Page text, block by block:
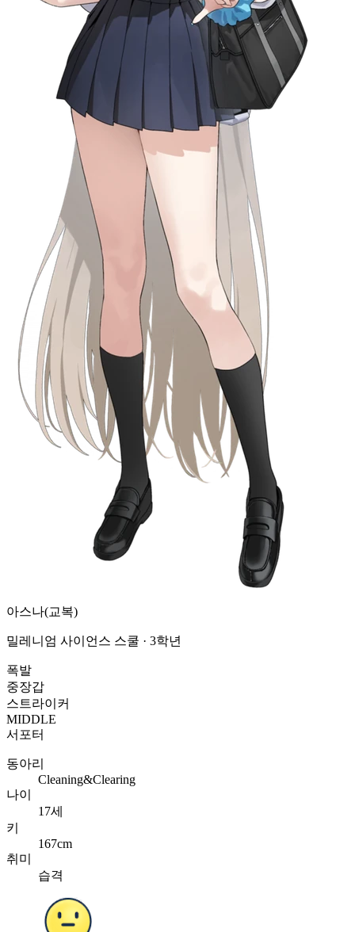
아스나(교복)
밀레니엄 사이언스 스쿨 · 3학년
폭발
중장갑
스트라이커
MIDDLE
서포터
동아리
Cleaning&Clearing
나이
17세
키
167cm
취미
습격